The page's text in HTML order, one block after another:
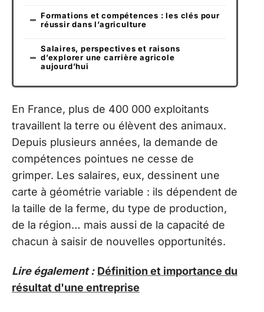
Formations et compétences : les clés pour
réussir dans l’agriculture
Salaires, perspectives et raisons
d’explorer une carrière agricole
aujourd’hui
En France, plus de 400 000 exploitants
travaillent la terre ou élèvent des animaux.
Depuis plusieurs années, la demande de
compétences pointues ne cesse de
grimper. Les salaires, eux, dessinent une
carte à géométrie variable : ils dépendent de
la taille de la ferme, du type de production,
de la région… mais aussi de la capacité de
chacun à saisir de nouvelles opportunités.
Lire également : Définition et importance du
résultat d'une entreprise